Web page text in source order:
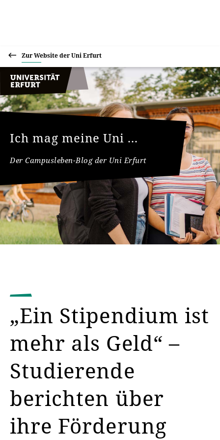
Zur Website der Uni Erfurt
Ich mag meine Uni ...
Der Campusleben-Blog der Uni Erfurt
„Ein Stipendium ist
mehr als Geld“ –
Studierende
berichten über
ihre Förderung